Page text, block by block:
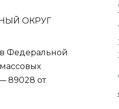
ОКРУГ
Федеральной
89028 от